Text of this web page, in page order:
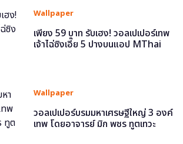
Wallpaper
เพียง 59 บาท รับเฮง! วอลเปเปอร์เทพ
เจ้าไฉ่ซิงเอี๊ย 5 ปางบนแอป MThai
Wallpaper
วอลเปเปอร์บรมมหาเศรษฐีใหญ่ 3 องค์
เทพ โดยอาจารย์ มิก พชร ทูตเทวะ